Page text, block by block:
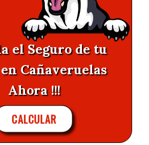
el Seguro de tu
Cañaveruelas
Ahora !!!
CALCULAR